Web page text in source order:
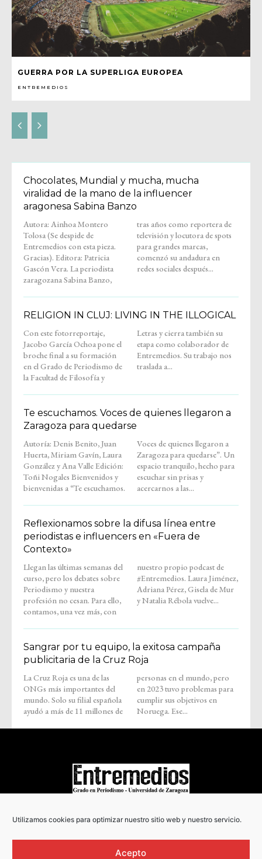
Utilizamos cookies para optimizar nuestro sitio web y nuestro servicio.
Acepto
GUERRA POR LA SUPERLIGA EUROPEA
ENTREMEDIOS
Chocolates, Mundial y mucha, mucha
viralidad de la mano de la influencer
aragonesa Sabina Banzo
Autora: Ainhoa Montero
Tolosa (Se despide de
Entremedios con esta pieza.
Gracias). Editora: Patricia
Gascón Vera. La periodista
zaragozana Sabina Banzo,
tras años como reportera de
televisión y locutora de spots
para grandes marcas,
comenzó su andadura en
redes sociales después...
RELIGION IN CLUJ: LIVING IN THE ILLOGICAL
Con este fotorreportaje,
Jacobo García Ochoa pone el
broche final a su formación
en el Grado de Periodismo de
la Facultad de Filosofía y
Letras y cierra también su
etapa como colaborador de
Entremedios. Su trabajo nos
traslada a...
Te escuchamos. Voces de quienes llegaron a
Zaragoza para quedarse
Autoría: Denis Benito, Juan
Huerta, Miriam Gavín, Laura
González y Ana Valle Edición:
Toñi Nogales Bienvenidos y
bienvenidas a “Te escuchamos.
Voces de quienes llegaron a
Zaragoza para quedarse”. Un
espacio tranquilo, hecho para
escuchar sin prisas y
acercarnos a las...
Reflexionamos sobre la difusa línea entre
periodistas e influencers en «Fuera de
Contexto»
Llegan las últimas semanas del
curso, pero los debates sobre
Periodismo y nuestra
profesión no cesan. Para ello,
contamos, una vez más, con
nuestro propio podcast de
#Entremedios. Laura Jiménez,
Adriana Pérez, Gisela de Mur
y Natalia Rébola vuelve...
Sangrar por tu equipo, la exitosa campaña
publicitaria de la Cruz Roja
La Cruz Roja es una de las
ONGs más importantes del
mundo. Solo su filial española
ayudó a más de 11 millones de
personas en el mundo, pero
en 2023 tuvo problemas para
cumplir sus objetivos en
Noruega. Ese...